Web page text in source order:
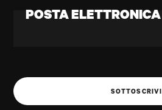
POSTA ELETTRONICA
SOTTOSCRIVI